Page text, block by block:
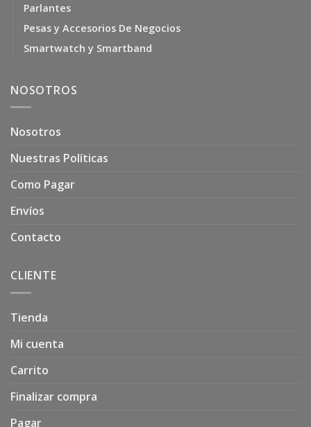
Parlantes
Pesas y Accesorios De Negocios
Smartwatch y Smartband
NOSOTROS
Nosotros
Nuestras Políticas
Como Pagar
Envíos
Contacto
CLIENTE
Tienda
Mi cuenta
Carrito
Finalizar compra
Pagar